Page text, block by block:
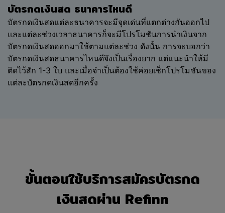
ความเสียหายที่อาจเกิดขึ้นจากการที่ท่านใช้เว็บไซต์เหล่า
นั้น เว็บไซต์ของผู้ให้บริการอาจมีข้อกำหนดและเงื่อนไข
และนโยบายว่าด้วยการเก็บรักษาข้อมูลส่วนบุคคลของ
ตนเอง และท่านควรจะอ่านข้อกำหนดและเงื่อนไขและ
นโยบายเหล่านั้นก่อนที่จะใช้เว็บไซต์ของผู้ให้บริการ ข้อมูล
ที่แสดงอยู่ในเว็บไซต์ของบริษัทที่เกี่ยวข้องกับผู้ให้บริการ
ผลิตภัณฑ์และบริการของผู้ให้บริการ รวมทั้ง (ผลของ)
การเปรียบเทียบราคาที่แสดงผลออกมา ("เนื้อหาของการ
แล้ว
บริษัทเป็นเว็บไซต์เปรียบเทียบราคาและช่วยอำนวยความ
สะดวกในการเปรียบเทียบผลิตภัณฑ์สินเชื่อทั่วไปของผู้ให้
บัตรกดเงินสด ธนาคารไหนดี
บัตรกดเงินสดแต่ละธนาคารจะมีจุดเด่นที่แตกต่างกันออกไป
และแต่ละช่วงเวลาธนาคารก็จะมีโปรโมชันการนำเงินจาก
บัตรกดเงินสดออกมาใช้ตามแต่ละช่วง ดังนั้น การจะบอกว่า
บัตรกดเงินสดธนาคารไหนดีจึงเป็นเรื่องยาก แต่แนะนำให้มี
ติดไว้สัก 1-3 ใบ และเมื่อจำเป็นต้องใช้ค่อยเช็กโปรโมชันของ
แต่ละบัตรกดเงินสดอีกครั้ง
ขั้นตอนใช้บริการสมัครบัตรกด
เงินสดผ่าน Refinn